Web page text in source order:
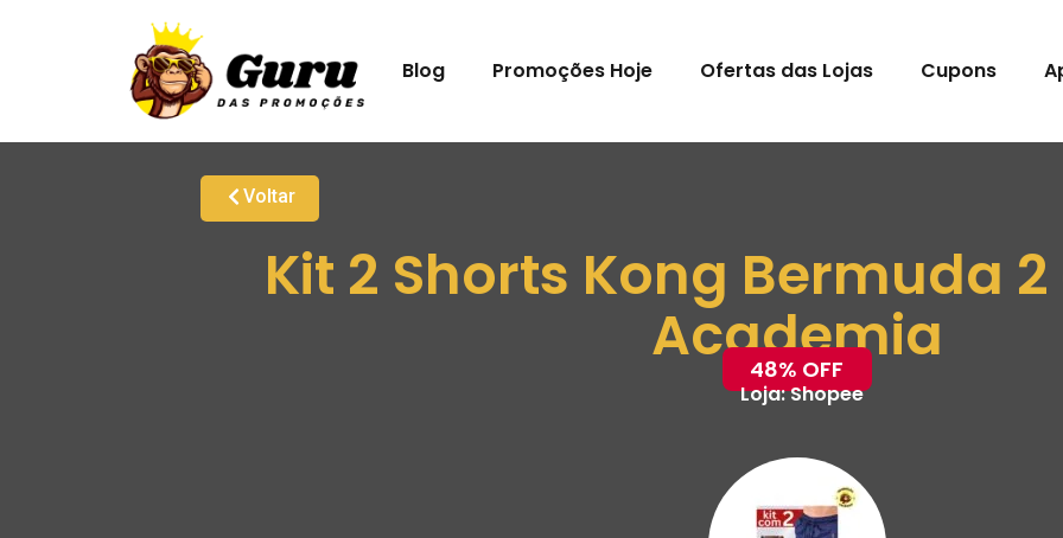
Blog Promoções Hoje Ofertas das Lojas Cupons
Voltar
Kit 2 Shorts Kong Bermuda 2
Academia
48% OFF
Loja:Shopee